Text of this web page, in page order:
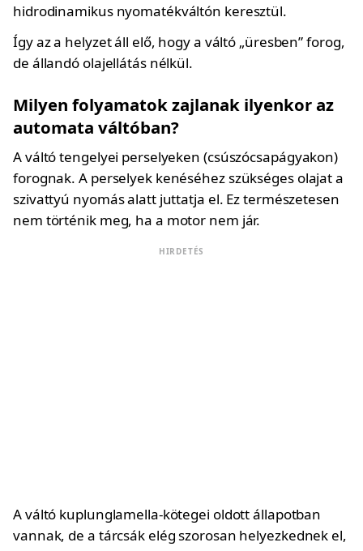
hidrodinamikus nyomatékváltón keresztül.
Így az a helyzet áll elő, hogy a váltó „üresben” forog,
de állandó olajellátás nélkül.
Milyen folyamatok zajlanak ilyenkor az
automata váltóban?
A váltó tengelyei perselyeken (csúszócsapágyakon)
forognak. A perselyek kenéséhez szükséges olajat a
szivattyú nyomás alatt juttatja el. Ez természetesen
nem történik meg, ha a motor nem jár.
HIRDETÉS
A váltó kuplunglamella-kötegei oldott állapotban
vannak, de a tárcsák elég szorosan helyezkednek el,